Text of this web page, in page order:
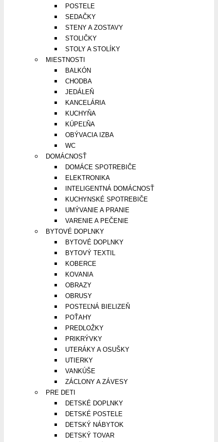
POSTELE
SEDAČKY
STENY A ZOSTAVY
STOLIČKY
STOLY A STOLÍKY
MIESTNOSTI
BALKÓN
CHODBA
JEDÁLEŇ
KANCELÁRIA
KUCHYŇA
KÚPEĽŇA
OBÝVACIA IZBA
WC
DOMÁCNOSŤ
DOMÁCE SPOTREBIČE
ELEKTRONIKA
INTELIGENTNÁ DOMÁCNOSŤ
KUCHYNSKÉ SPOTREBIČE
UMÝVANIE A PRANIE
VARENIE A PEČENIE
BYTOVÉ DOPLNKY
BYTOVÉ DOPLNKY
BYTOVÝ TEXTIL
KOBERCE
KOVANIA
OBRAZY
OBRUSY
POSTEĽNÁ BIELIZEŇ
POŤAHY
PREDLOŽKY
PRIKRÝVKY
UTERÁKY A OSUŠKY
UTIERKY
VANKÚŠE
ZÁCLONY A ZÁVESY
PRE DETI
DETSKÉ DOPLNKY
DETSKÉ POSTELE
DETSKÝ NÁBYTOK
DETSKÝ TOVAR